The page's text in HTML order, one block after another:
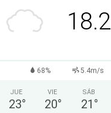
18.2
68% 5.4m/s
JUE
23°
VIE
20°
SÁB
21 °